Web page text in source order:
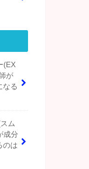
(EX
が
なる
ム
成分
のは